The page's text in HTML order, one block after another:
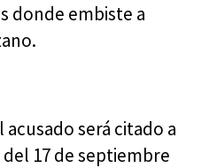
donde embiste a
será citado a
17 de septiembre